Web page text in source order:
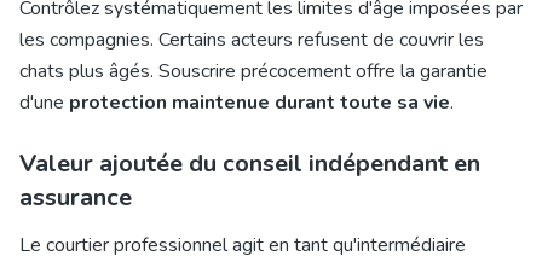
Contrôlez systématiquement les limites d'âge imposées par
les compagnies. Certains acteurs refusent de couvrir les
chats plus âgés. Souscrire précocement offre la garantie
d'une protection maintenue durant toute sa vie.
Valeur ajoutée du conseil indépendant en
assurance
Le courtier professionnel agit en tant qu'intermédiaire